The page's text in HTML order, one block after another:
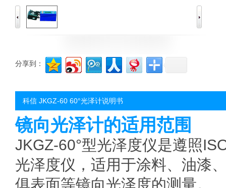
分享到：
科信 JKGZ-60 60°光泽计说明书
镜向光泽计的适用范围
JKGZ-60°型光泽度仪是遵照
光泽度仪，适用于涂料、油漆
俱表面等镜向光泽度的测量。